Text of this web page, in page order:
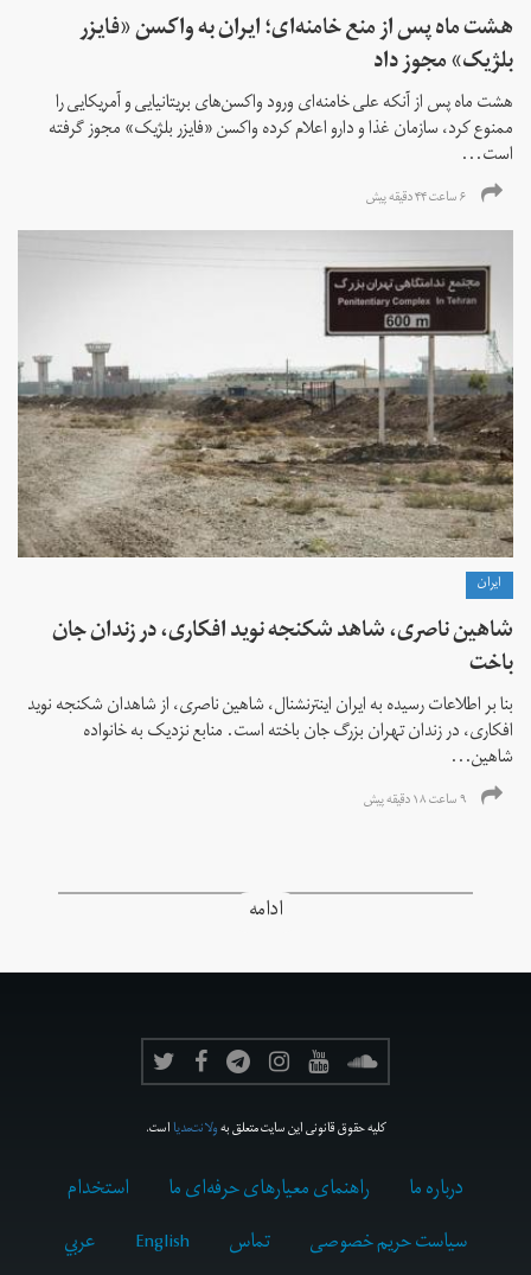
هشت ماه پس از منع خامنه‌ای؛ ایران به واکسن «فایزر
بلژیک» مجوز داد
هشت ماه پس از آنکه علی خامنه‌ای ورود واکسن‌های بریتانیایی و آمریکایی را
ممنوع کرد، سازمان غذا و دارو اعلام کرده واکسن «فایزر بلژیک» مجوز گرفته
است...
۶ ساعت ۴۴ دقیقه پیش
ايران
شاهین ناصری، شاهد شکنجه نوید افکاری، در زندان جان
باخت
بنا بر اطلاعات رسیده به ایران اینترنشنال، شاهین ناصری، از شاهدان شکنجه نوید
افکاری، در زندان تهران بزرگ جان باخته است. منابع نزدیک به خانواده
شاهین...
۹ ساعت ۱۸ دقیقه پیش
ادامه
کلیه حقوق قانونی این سایت متعلق بهولانت‌مدیااست.
درباره ما راهنمای معیارهای حرفه‌ای ما
استخدام
سیاست حریم خصوصی
تماس English عربي